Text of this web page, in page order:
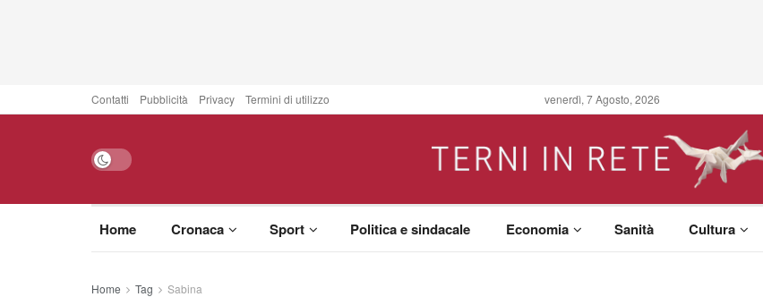
Contatti Pubblicità Privacy Termini di utilizzo venerdì, 7 Agosto, 2026
Home Cronaca Sport Politica e sindacale Economia Sanità Cultura
Home Tag Sabina